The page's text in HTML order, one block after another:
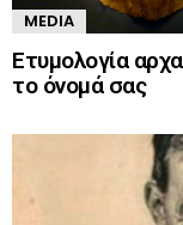
MEDIA
Ετυμολογία
το όνομά σας